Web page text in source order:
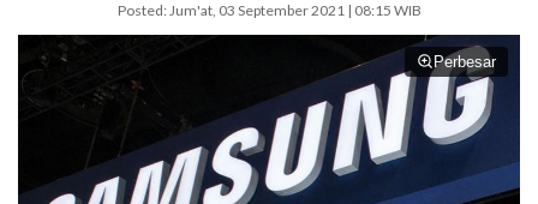
Posted: Jum'at, 03 September 2021 | 08:15 WIB
Perbesar